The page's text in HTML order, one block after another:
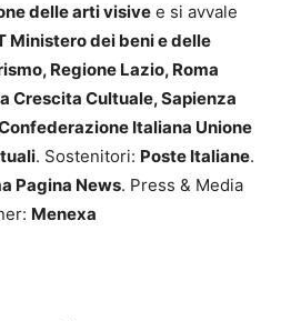
delle arti visive e si avvale
Ministero dei beni e delle
Regione Lazio, Roma
Crescita Cultuale, Sapienza
Italiana Unione
. Sostenitori: Poste Italiane.
Pagina News. Press & Media
Menexa